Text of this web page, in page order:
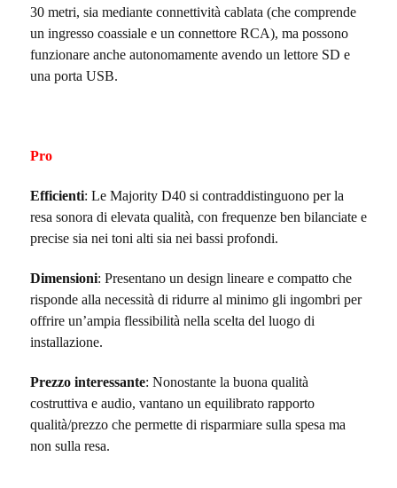
30 metri, sia mediante connettività cablata (che comprende
un ingresso coassiale e un connettore RCA), ma possono
funzionare anche autonomamente avendo un lettore SD e
una porta USB.
Pro
Efficienti: Le Majority D40 si contraddistinguono per la
resa sonora di elevata qualità, con frequenze ben bilanciate e
precise sia nei toni alti sia nei bassi profondi.
Dimensioni: Presentano un design lineare e compatto che
risponde alla necessità di ridurre al minimo gli ingombri per
offrire un’ampia flessibilità nella scelta del luogo di
installazione.
Prezzo interessante: Nonostante la buona qualità
costruttiva e audio, vantano un equilibrato rapporto
qualità/prezzo che permette di risparmiare sulla spesa ma
non sulla resa.